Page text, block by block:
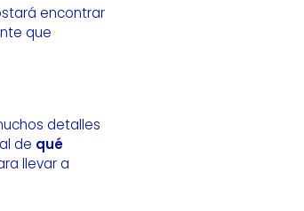
encontrar
que
detalles
de qué
llevar a